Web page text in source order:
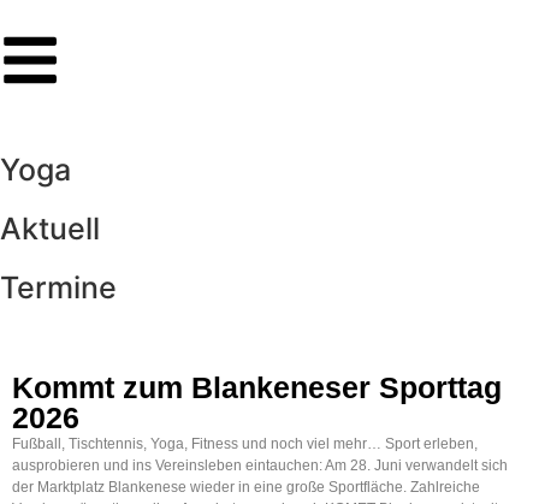
Yoga
Aktuell
Termine​
Kommt zum Blankeneser Sporttag
2026
Fußball, Tischtennis, Yoga, Fitness und noch viel mehr… Sport erleben,
ausprobieren und ins Vereinsleben eintauchen: Am 28. Juni verwandelt sich
der Marktplatz Blankenese wieder in eine große Sportfläche. Zahlreiche